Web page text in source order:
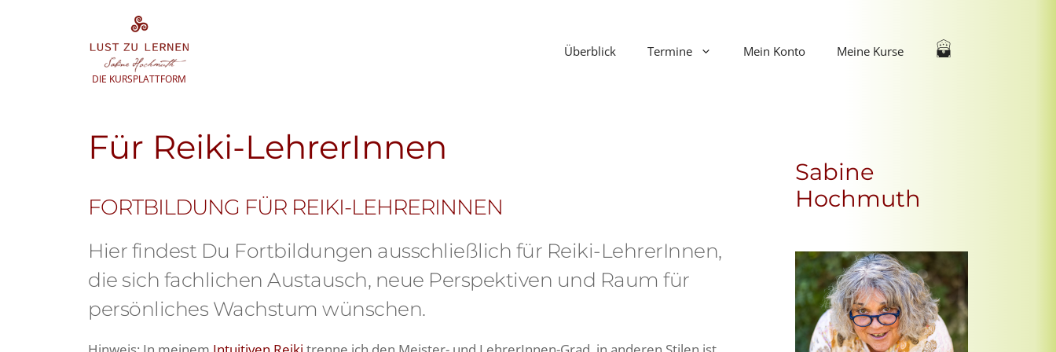
DIE KURSPLATTFORM
Überblick Termine Mein Konto Meine Kurse
Für Reiki-LehrerInnen
FORTBILDUNG FÜR REIKI-LEHRERINNEN
Hier findest Du Fortbildungen ausschließlich für Reiki-LehrerInnen,
die sich fachlichen Austausch, neue Perspektiven und Raum für
persönliches Wachstum wünschen.
Sabine
Hochmuth